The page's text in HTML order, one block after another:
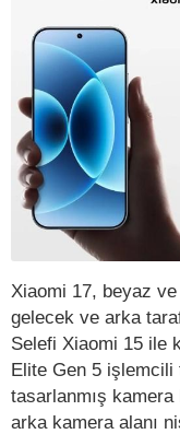
Xiaomi 17, beyaz
gelecek ve arka
Selefi Xiaomi 15 ile
Elite Gen 5 işlemcili
tasarlanmış
arka kamera alanı